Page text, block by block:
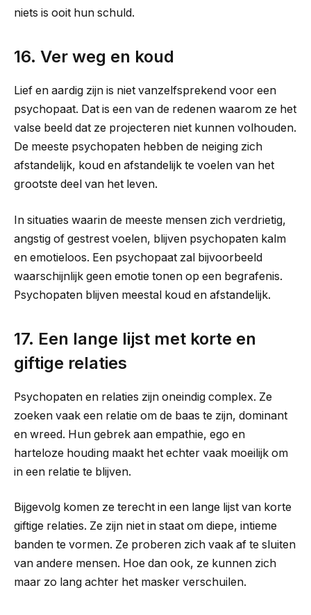
niets is ooit hun schuld.
16. Ver weg en koud
Lief en aardig zijn is niet vanzelfsprekend voor een
psychopaat. Dat is een van de redenen waarom ze het
valse beeld dat ze projecteren niet kunnen volhouden.
De meeste psychopaten hebben de neiging zich
afstandelijk, koud en afstandelijk te voelen van het
grootste deel van het leven.
In situaties waarin de meeste mensen zich verdrietig,
angstig of gestrest voelen, blijven psychopaten kalm
en emotieloos. Een psychopaat zal bijvoorbeeld
waarschijnlijk geen emotie tonen op een begrafenis.
Psychopaten blijven meestal koud en afstandelijk.
17. Een lange lijst met korte en
giftige relaties
Psychopaten en relaties zijn oneindig complex. Ze
zoeken vaak een relatie om de baas te zijn, dominant
en wreed. Hun gebrek aan empathie, ego en
harteloze houding maakt het echter vaak moeilijk om
in een relatie te blijven.
Bijgevolg komen ze terecht in een lange lijst van korte
giftige relaties. Ze zijn niet in staat om diepe, intieme
banden te vormen. Ze proberen zich vaak af te sluiten
van andere mensen. Hoe dan ook, ze kunnen zich
maar zo lang achter het masker verschuilen.